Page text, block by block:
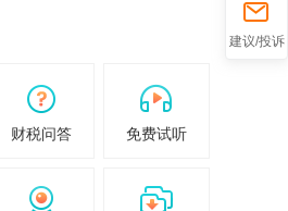
财税问答 免费试听
建议/投诉